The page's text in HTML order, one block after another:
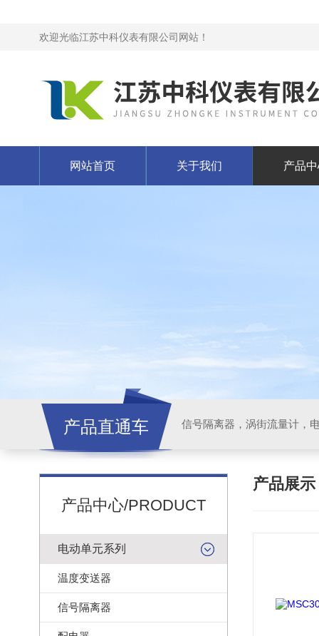
欢迎光临江苏中科仪表有限公司网站！
网站首页 关于我们 产品
产品直通车 信号隔离器，涡街流量计，
产品中心/PRODUCT
电动单元系列
温度变送器
信号隔离器
产品展示